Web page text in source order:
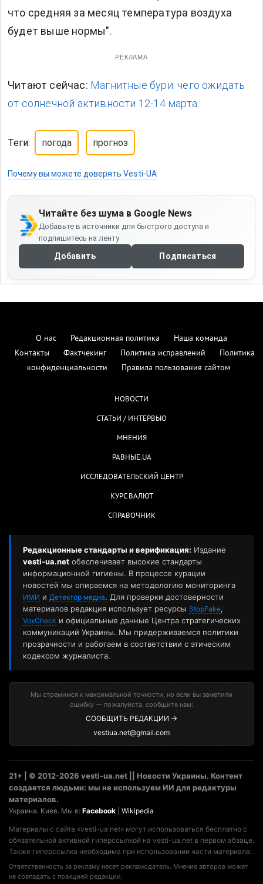
что средняя за месяц температура воздуха
будет выше нормы".
РЕКЛАМА
Читают сейчас: Магнитные бури: чего ожидать
от солнечной активности 12-14 марта.
Теги: погода прогноз
Почему вы можете доверять Vesti-UA
Читайте без шума в Google News
Добавьте в источники для быстрого доступа и
подпишитесь на ленту
Добавить Подписаться
О нас Редакционная политика
Наша команда
Контакты
Фактчекинг Политика исправлений
Политика
конфиденциальности
Правила пользования сайтом
НОВОСТИ
СТАТЬИ / ИНТЕРВЬЮ
МНЕНИЯ
РАВНЫЕ.UA
ИССЛЕДОВАТЕЛЬСКИЙ ЦЕНТР
КУРС ВАЛЮТ
СПРАВОЧНИК
Редакционные стандарты и верификация: Издание
vesti-ua.net обеспечивает высокие стандарты
информационной гигиены. В процессе курации
новостей мы опираемся на методологию мониторинга
ИМИ и Детектор медиа. Для проверки достоверности
материалов редакция использует ресурсы StopFake,
VoxCheck и официальные данные Центра стратегических
коммуникаций Украины. Мы придерживаемся политики
прозрачности и работаем в соответствии с этическим
кодексом журналиста.
Мы стремимся к максимальной точности, но если вы заметили
ошибку — пожалуйста, сообщите нам:
СООБЩИТЬ РЕДАКЦИИ →
vestiua.net@gmail.com
21+ | © 2012-2026 vesti-ua.net || Новости Украины. Контент
создается людьми: мы не используем ИИ для редактуры
материалов.
Украина. Киев. Мы в: Facebook Wikipedia
Материалы с сайта «vesti-ua.net» могут использоваться бесплатно с
обязательной активной гиперссылкой на vesti-ua.net в первом абзаце.
Также гиперссылка необходима при использовании части материала.
Ответственность за рекламу несет рекламодатель. Мнение авторов может
не совпадать с позицией редакции.